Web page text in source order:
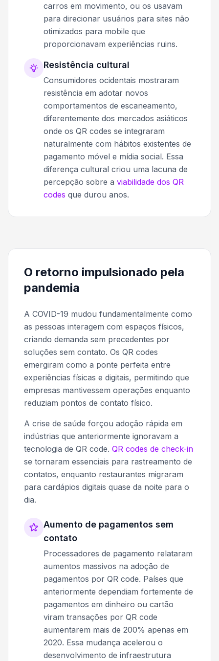
carros em movimento, ou os usavam
para direcionar usuários para sites não
otimizados para mobile que
proporcionavam experiências ruins.
Resistência cultural
Consumidores ocidentais mostraram
resistência em adotar novos
comportamentos de escaneamento,
diferentemente dos mercados asiáticos
onde os QR codes se integraram
naturalmente com hábitos existentes de
pagamento móvel e mídia social. Essa
diferença cultural criou uma lacuna de
percepção sobre a viabilidade dos QR
codes que durou anos.
O retorno impulsionado pela
pandemia
A COVID-19 mudou fundamentalmente como
as pessoas interagem com espaços físicos,
criando demanda sem precedentes por
soluções sem contato. Os QR codes
emergiram como a ponte perfeita entre
experiências físicas e digitais, permitindo que
empresas mantivessem operações enquanto
reduziam pontos de contato físico.
A crise de saúde forçou adoção rápida em
indústrias que anteriormente ignoravam a
tecnologia de QR code. QR codes de check-in
se tornaram essenciais para rastreamento de
contatos, enquanto restaurantes migraram
para cardápios digitais quase da noite para o
dia.
Aumento de pagamentos sem
contato
Processadores de pagamento relataram
aumentos massivos na adoção de
pagamentos por QR code. Países que
anteriormente dependiam fortemente de
pagamentos em dinheiro ou cartão
viram transações por QR code
aumentarem mais de 200% apenas em
2020. Essa mudança acelerou o
desenvolvimento de infraestrutura